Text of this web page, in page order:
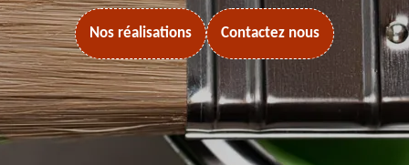
Nos réalisations Contactez nous